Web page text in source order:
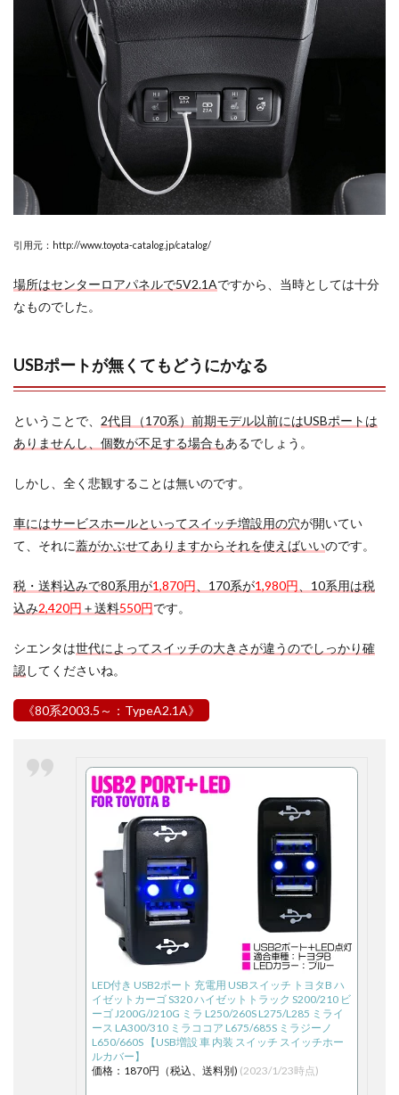
引用元：http://www.toyota-catalog.jp/catalog/
場所はセンターロアパネルで5V2.1Aですから、当時としては十分
なものでした。
USBポートが無くてもどうにかなる
ということで、 2代目（170系）前期モデル以前にはUSBポートは
ありませんし、個数が不足する場合もあるでしょう。
しかし、全く悲観することは無いのです。
車にはサービスホールといってスイッチ増設用の穴が開いてい
て、それに蓋がかぶせてありますからそれを使えばいいのです。
税・送料込みで80系用が1,870円 、170系が1,980円 、10系用は税
込み2,420円 ＋送料550円です。
シエンタは世代によってスイッチの大きさが違うのでしっかり確
認してくださいね。
《80系2003.5～：TypeA2.1A》
LED付き USB2ポート 充電用 USBスイッチ トヨタB ハ
イゼットカーゴ S320 ハイゼットトラック S200/210 ビ
ーゴ J200G/J210G ミラ L250/260S L275/L285 ミライ
ース LA300/310 ミラココア L675/685S ミラジーノ
L650/660S 【USB増設 車 内装 スイッチ スイッチホー
ルカバー】
価格：1870円（税込、送料別) (2023/1/23時点)